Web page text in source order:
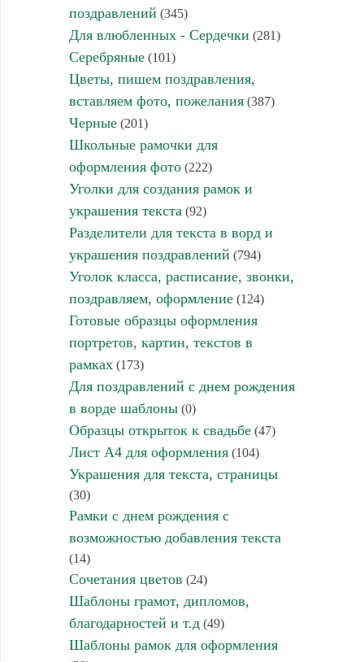
поздравлений (345)
Для влюбленных - Сердечки (281)
Серебряные(101)
Цветы, пишем поздравления,
вставляем фото, пожелания(387)
Черные(201)
Школьные рамочки для
оформления фото(222)
Уголки для создания рамок и
украшения текста (92)
Разделители для текста в ворд и
украшения поздравлений (794)
Уголок класса, расписание, звонки,
поздравляем, оформление(124)
Готовые образцы оформления
портретов, картин, текстов в
рамках(173)
Для поздравлений с днем рождения
в ворде шаблоны(0)
Образцы открыток к свадьбе(47)
Лист А4 для оформления(104)
Украшения для текста, страницы
(30)
Рамки с днем рождения с
возможностью добавления текста
(14)
Сочетания цветов (24)
Шаблоны грамот, дипломов,
благодарностей и т.д(49)
Шаблоны рамок для оформления